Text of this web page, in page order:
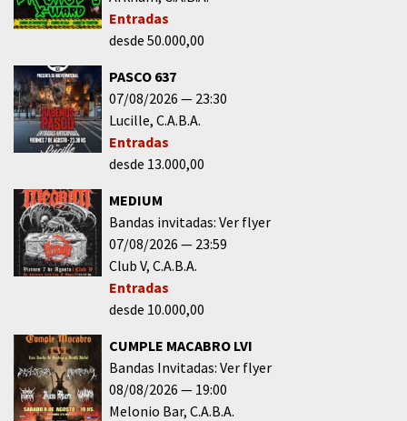
Entradas
desde 50.000,00
PASCO 637
07/08/2026
23:30
Lucille C.A.B.A.
Entradas
desde 13.000,00
MEDIUM
Bandas invitadas: Ver flyer
07/08/2026
23:59
Club V C.A.B.A.
Entradas
desde 10.000,00
CUMPLE MACABRO LVI
Bandas Invitadas: Ver flyer
08/08/2026
19:00
Melonio Bar C.A.B.A.